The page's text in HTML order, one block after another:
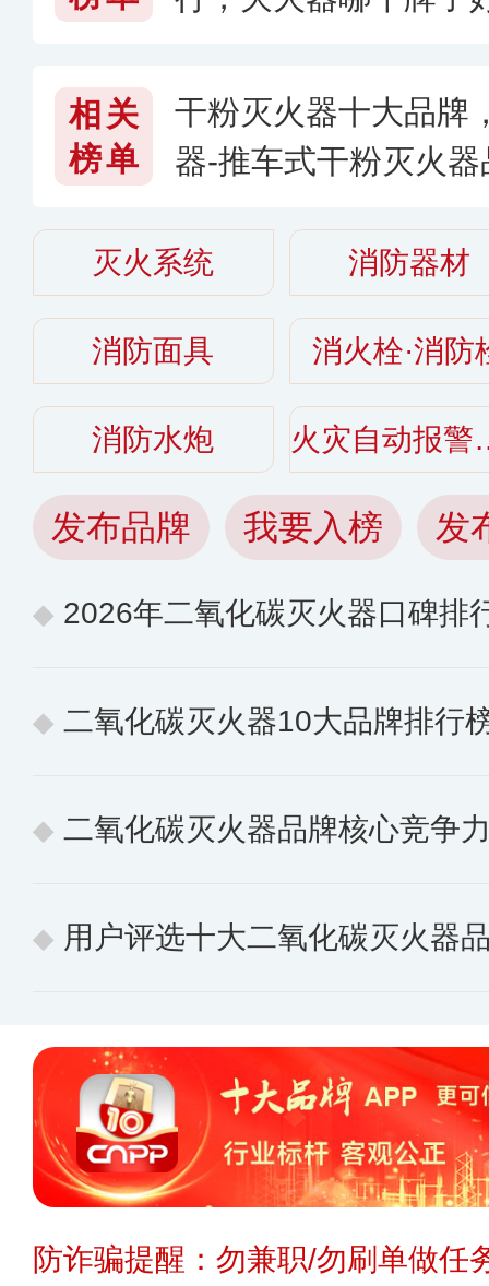
相关
榜单
干粉灭火器十大品牌
器-推车式干粉灭火
灭火系统 消防器材
消防面具 消火栓·消防
消防水炮 火
发布品牌 我要入榜 发
2026年二氧化碳灭火器口碑排行榜 用户认可
二氧化碳灭火器10大品牌排行
二氧化碳灭火器品牌核心竞争力排行榜 10个值
用户评选十大二氧化碳灭火器品牌：聚
防诈骗提醒：勿兼职/勿刷单做任